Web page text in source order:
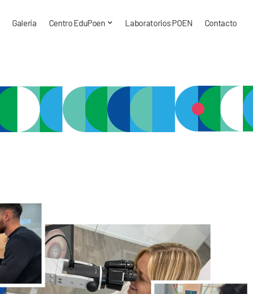
Galería Centro EduPoen Laboratorios POEN Contacto